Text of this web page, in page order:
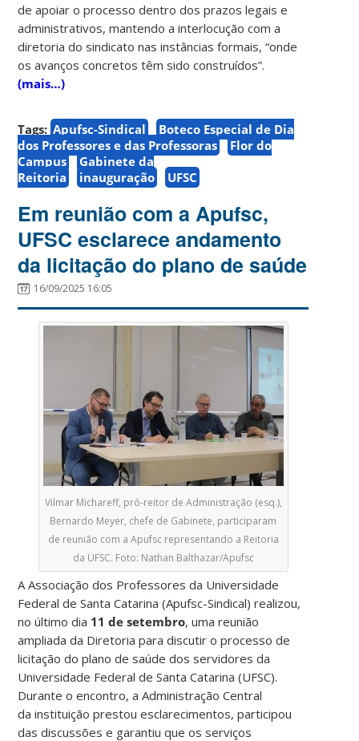
de apoiar o processo dentro dos prazos legais e
administrativos, mantendo a interlocução com a
diretoria do sindicato nas instâncias formais, “onde
os avanços concretos têm sido construídos”.
(mais…)
Tags: Apufsc-Sindical
Boteco Especial de Dia
dos Professores e das Professoras
Flor do
Campus
Gabinete da
Reitoria
inauguração UFSC
Em reunião com a Apufsc,
UFSC esclarece andamento
da licitação do plano de saúde
16/09/2025 16:05
Vilmar Michareff, pró-reitor de Administração (esq.),
Bernardo Meyer, chefe de Gabinete, participaram
de reunião com a Apufsc representando a Reitoria
da UFSC. Foto: Nathan Balthazar/Apufsc
A Associação dos Professores da Universidade
Federal de Santa Catarina (Apufsc-Sindical) realizou,
no último dia 11 de setembro, uma reunião
ampliada da Diretoria para discutir o processo de
licitação do plano de saúde dos servidores da
Universidade Federal de Santa Catarina (UFSC).
Durante o encontro, a Administração Central
da instituição prestou esclarecimentos, participou
das discussões e garantiu que os serviços